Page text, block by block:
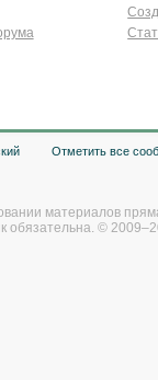
Отметить все
материалов
обязательна. ©